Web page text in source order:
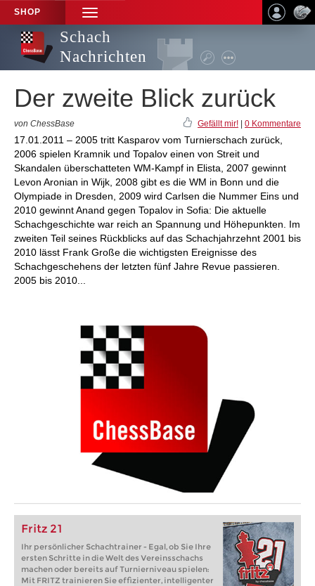
SHOP
TOGGLE
NAVIGATION
Schach
Nachrichten
Der zweite Blick zurück
von ChessBase Gefällt mir! 0 Kommentare
17.01.2011 – 2005 tritt Kasparov vom Turnierschach zurück,
2006 spielen Kramnik und Topalov einen von Streit und
Skandalen überschatteten WM-Kampf in Elista, 2007 gewinnt
Levon Aronian in Wijk, 2008 gibt es die WM in Bonn und die
Olympiade in Dresden, 2009 wird Carlsen die Nummer Eins und
2010 gewinnt Anand gegen Topalov in Sofia: Die aktuelle
Schachgeschichte war reich an Spannung und Höhepunkten. Im
zweiten Teil seines Rückblicks auf das Schachjahrzehnt 2001 bis
2010 lässt Frank Große die wichtigsten Ereignisse des
Schachgeschehens der letzten fünf Jahre Revue passieren.
2005 bis 2010...
Fritz 21
Ihr persönlicher Schachtrainer - Egal, ob Sie Ihre
ersten Schritte in die Welt des Vereinsschachs
machen oder bereits auf Turnierniveau spielen:
Mit FRITZ trainieren Sie effizienter, intelligenter